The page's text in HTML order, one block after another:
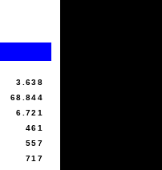
3.638
68.844
6.721
461
557
717